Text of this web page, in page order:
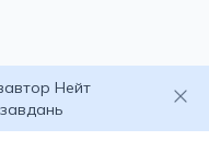
Нейт